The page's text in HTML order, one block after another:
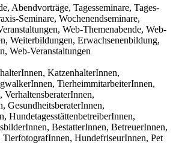
Abendvorträge, Tagesseminare, Tages-
Seminare, Wochenendseminare,
Web-Themenabende, Web-
Weiterbildungen, Erwachsenenbildung,
Web-Veranstaltungen
KatzenhalterInnen,
TierheimmitarbeiterInnen,
VerhaltensberaterInnen,
GesundheitsberaterInnen,
HundetagesstättenbetreiberInnen,
BestatterInnen, BetreuerInnen,
HundefriseurInnen, Pet